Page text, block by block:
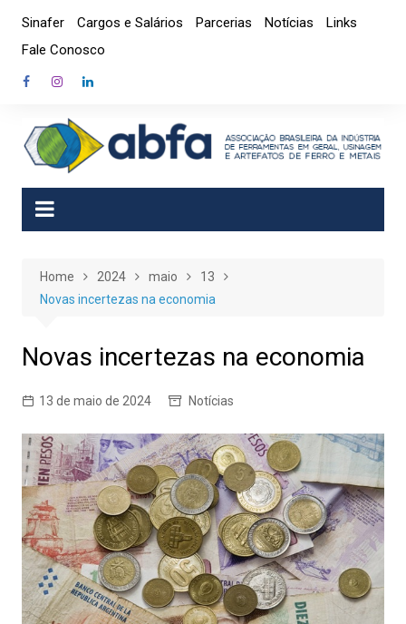
content
Sinafer Cargos e Salários Parcerias Notícias
Links
Fale Conosco
Home 2024 maio
13
Novas incertezas na economia
Novas incertezas na economia
13 de maio de 2024 Notícias